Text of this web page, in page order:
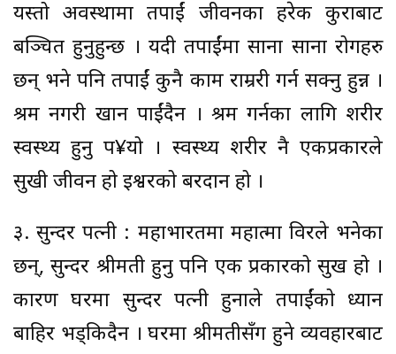
यस्तो अवस्थामा तपाईं जीवनका हरेक कुराबाट
बञ्चित हुनुहुन्छ । यदी तपाईंमा साना साना रोगहरु
छन् भने पनि तपाईं कुनै काम राम्ररी गर्न सक्नु हुन्न ।
श्रम नगरी खान पाईंदैन । श्रम गर्नका लागि शरीर
स्वस्थ्य हुनु प¥यो । स्वस्थ्य शरीर नै एकप्रकारले
सुखी जीवन हो इश्वरको बरदान हो ।
३. सुन्दर पत्नी : महाभारतमा महात्मा विदुरले भनेका
छन्, सुन्दर श्रीमती हुनु पनि एक प्रकारको सुख हो ।
कारण घरमा सुन्दर पत्नी हुनाले तपाईंको ध्यान
बाहिर भड्किदैन । घरमा श्रीमतीसँग हुने व्यवहारबाट